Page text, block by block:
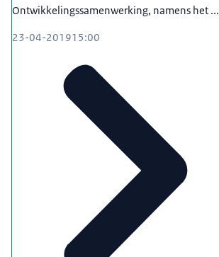
Ontwikkelingssamenwerking, namens het ...
23-04-201915:00